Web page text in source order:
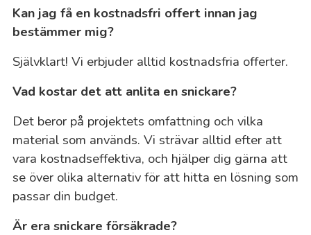
Kan jag få en kostnadsfri offert innan jag
bestämmer mig?
Självklart! Vi erbjuder alltid kostnadsfria offerter.
Vad kostar det att anlita en snickare?
Det beror på projektets omfattning och vilka
material som används. Vi strävar alltid efter att
vara kostnadseffektiva, och hjälper dig gärna att
se över olika alternativ för att hitta en lösning som
passar din budget.
Är era snickare försäkrade?